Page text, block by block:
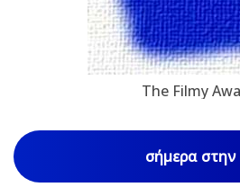
The Filmy
σήμερα στην